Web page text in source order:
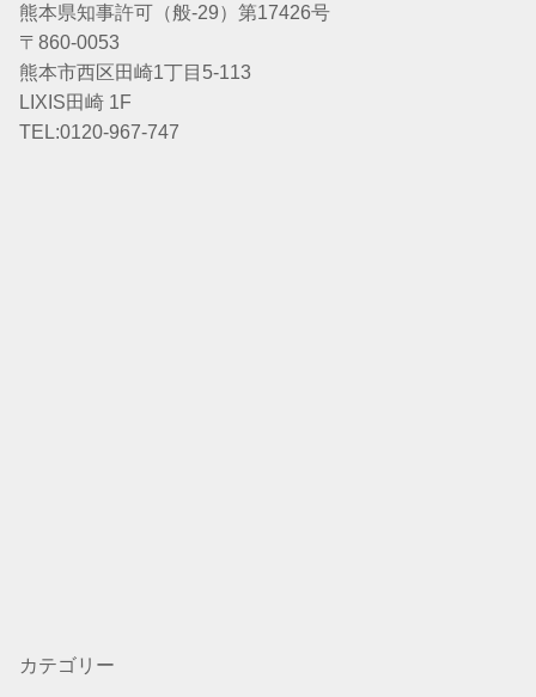
熊本県知事許可（般-29）第17426号
〒860-0053
熊本市西区田崎1丁目5-113
LIXIS田崎 1F
TEL:0120-967-747
カテゴリー